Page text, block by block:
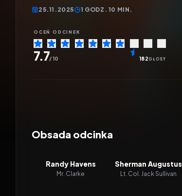
25.11.2025 1 GODZ. 10 MIN.
OCEŃ ODCINEK
7.7/ 10 182GŁOSY
Obsada odcinka
Randy Havens
Mr. Clarke
Sherman Augustus
Lt. Col. Jack Sullivan